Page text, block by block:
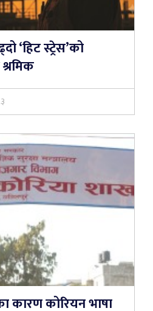
‘हिट स्ट्रेस’को
कारण कोरियन भाषा